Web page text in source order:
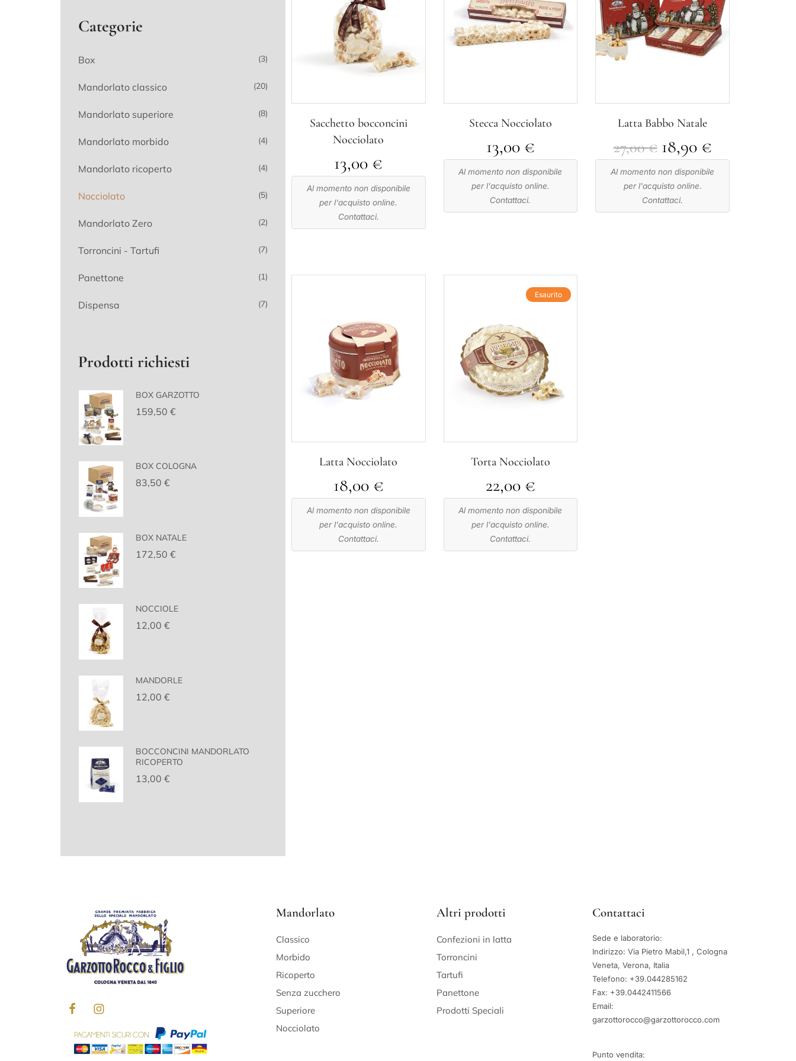
Categorie
Box (3)
Mandorlato classico (20)
Mandorlato superiore (8)
Mandorlato morbido (4)
Mandorlato ricoperto (4)
Nocciolato (5)
Mandorlato Zero (2)
Torroncini - Tartufi (7)
Panettone (1)
Dispensa (7)
Prodotti richiesti
BOX GARZOTTO
159,50 €
BOX COLOGNA
83,50 €
BOX NATALE
172,50 €
NOCCIOLE
12,00 €
MANDORLE
12,00 €
BOCCONCINI MANDORLATO
RICOPERTO
13,00 €
Sacchetto bocconcini
Nocciolato
13,00 €
Al momento non disponibile
per l'acquisto online.
Contattaci.
Stecca Nocciolato
13,00 €
Al momento non disponibile
per l'acquisto online.
Contattaci.
Latta Babbo Natale
27,00€ 18,90 €
Al momento non disponibile
per l'acquisto online.
Contattaci.
Latta Nocciolato
18,00 €
Al momento non disponibile
per l'acquisto online.
Contattaci.
Esaurito
Torta Nocciolato
22,00 €
Al momento non disponibile
per l'acquisto online.
Contattaci.
Mandorlato
Classico
Morbido
Ricoperto
Senza zucchero
Superiore
Nocciolato
Altri prodotti
Confezioni in latta
Torroncini
Tartufi
Panettone
Prodotti Speciali
Contattaci
Sede e laboratorio:
Indirizzo: Via Pietro Mabil,1 , Cologna
Veneta, Verona, Italia
Telefono: +39.044285162
Fax: +39.0442411566
Email:
garzottorocco@garzottorocco.com
Punto vendita: